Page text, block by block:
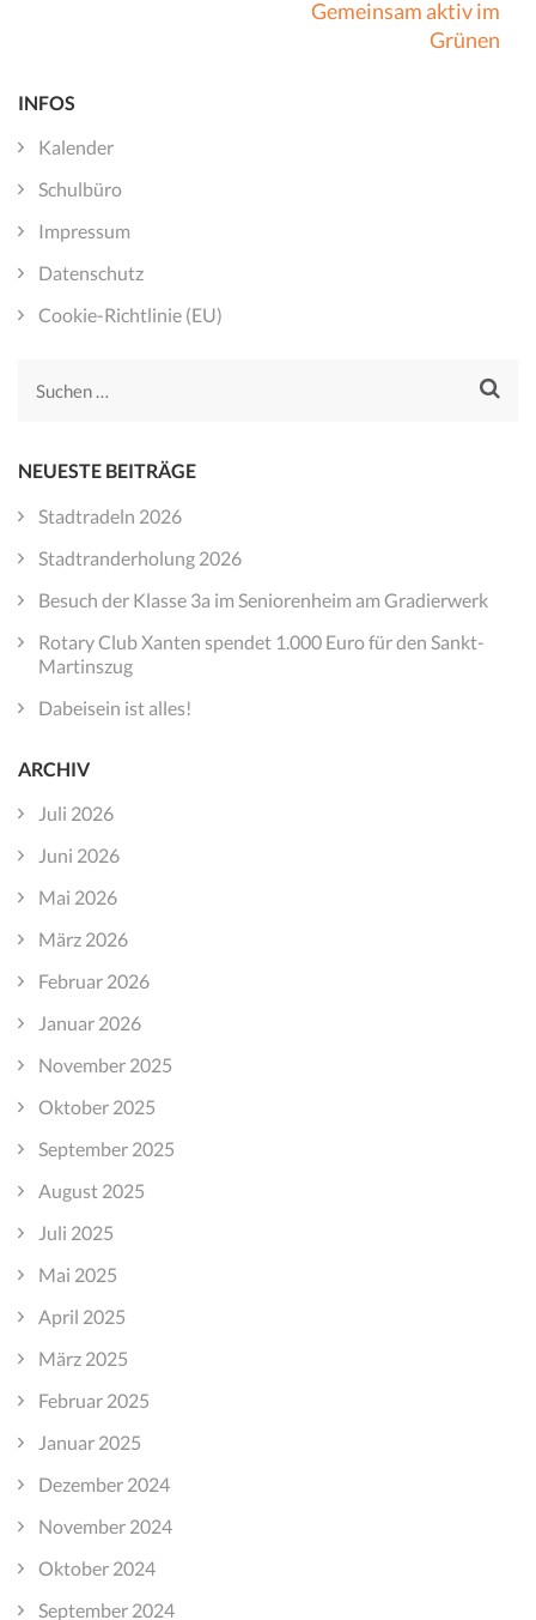
Gemeinsam aktiv im
Grünen
INFOS
Kalender
Schulbüro
Impressum
Datenschutz
Cookie-Richtlinie (EU)
Suchen
NEUESTE BEITRÄGE
Stadtradeln 2026
Stadtranderholung 2026
Besuch der Klasse 3a im Seniorenheim am Gradierwerk
Rotary Club Xanten spendet 1.000 Euro für den Sankt-
Martinszug
Dabeisein ist alles!
ARCHIV
Juli 2026
Juni 2026
Mai 2026
März 2026
Februar 2026
Januar 2026
November 2025
Oktober 2025
September 2025
August 2025
Juli 2025
Mai 2025
April 2025
März 2025
Februar 2025
Januar 2025
Dezember 2024
November 2024
Oktober 2024
September 2024